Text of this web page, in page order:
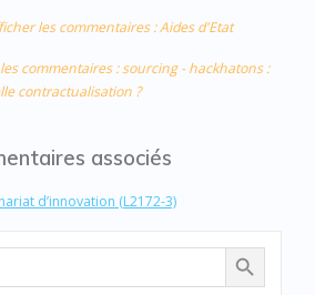
les commentaires : Aides d'Etat
commentaires : sourcing - hackhatons :
contractualisation ?
associés
d’innovation (L2172-3)
Search Search Button